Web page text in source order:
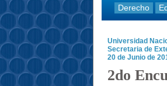
Derecho
Universidad
Secretaria de
20 de Junio de
2do